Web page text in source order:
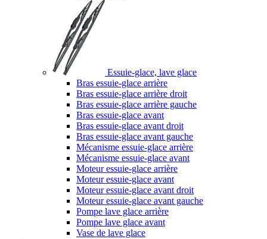
Essuie-glace, lave glace
Bras essuie-glace arrière
Bras essuie-glace arrière droit
Bras essuie-glace arrière gauche
Bras essuie-glace avant
Bras essuie-glace avant droit
Bras essuie-glace avant gauche
Mécanisme essuie-glace arrière
Mécanisme essuie-glace avant
Moteur essuie-glace arrière
Moteur essuie-glace avant
Moteur essuie-glace avant droit
Moteur essuie-glace avant gauche
Pompe lave glace arrière
Pompe lave glace avant
Vase de lave glace